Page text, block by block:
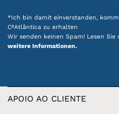
*Ich bin damit einverstanden,
CªAtlântica zu erhalten
Wir senden keinen Spam! Lesen Sie
weitere Informationen.
APOIO AO CLIENTE